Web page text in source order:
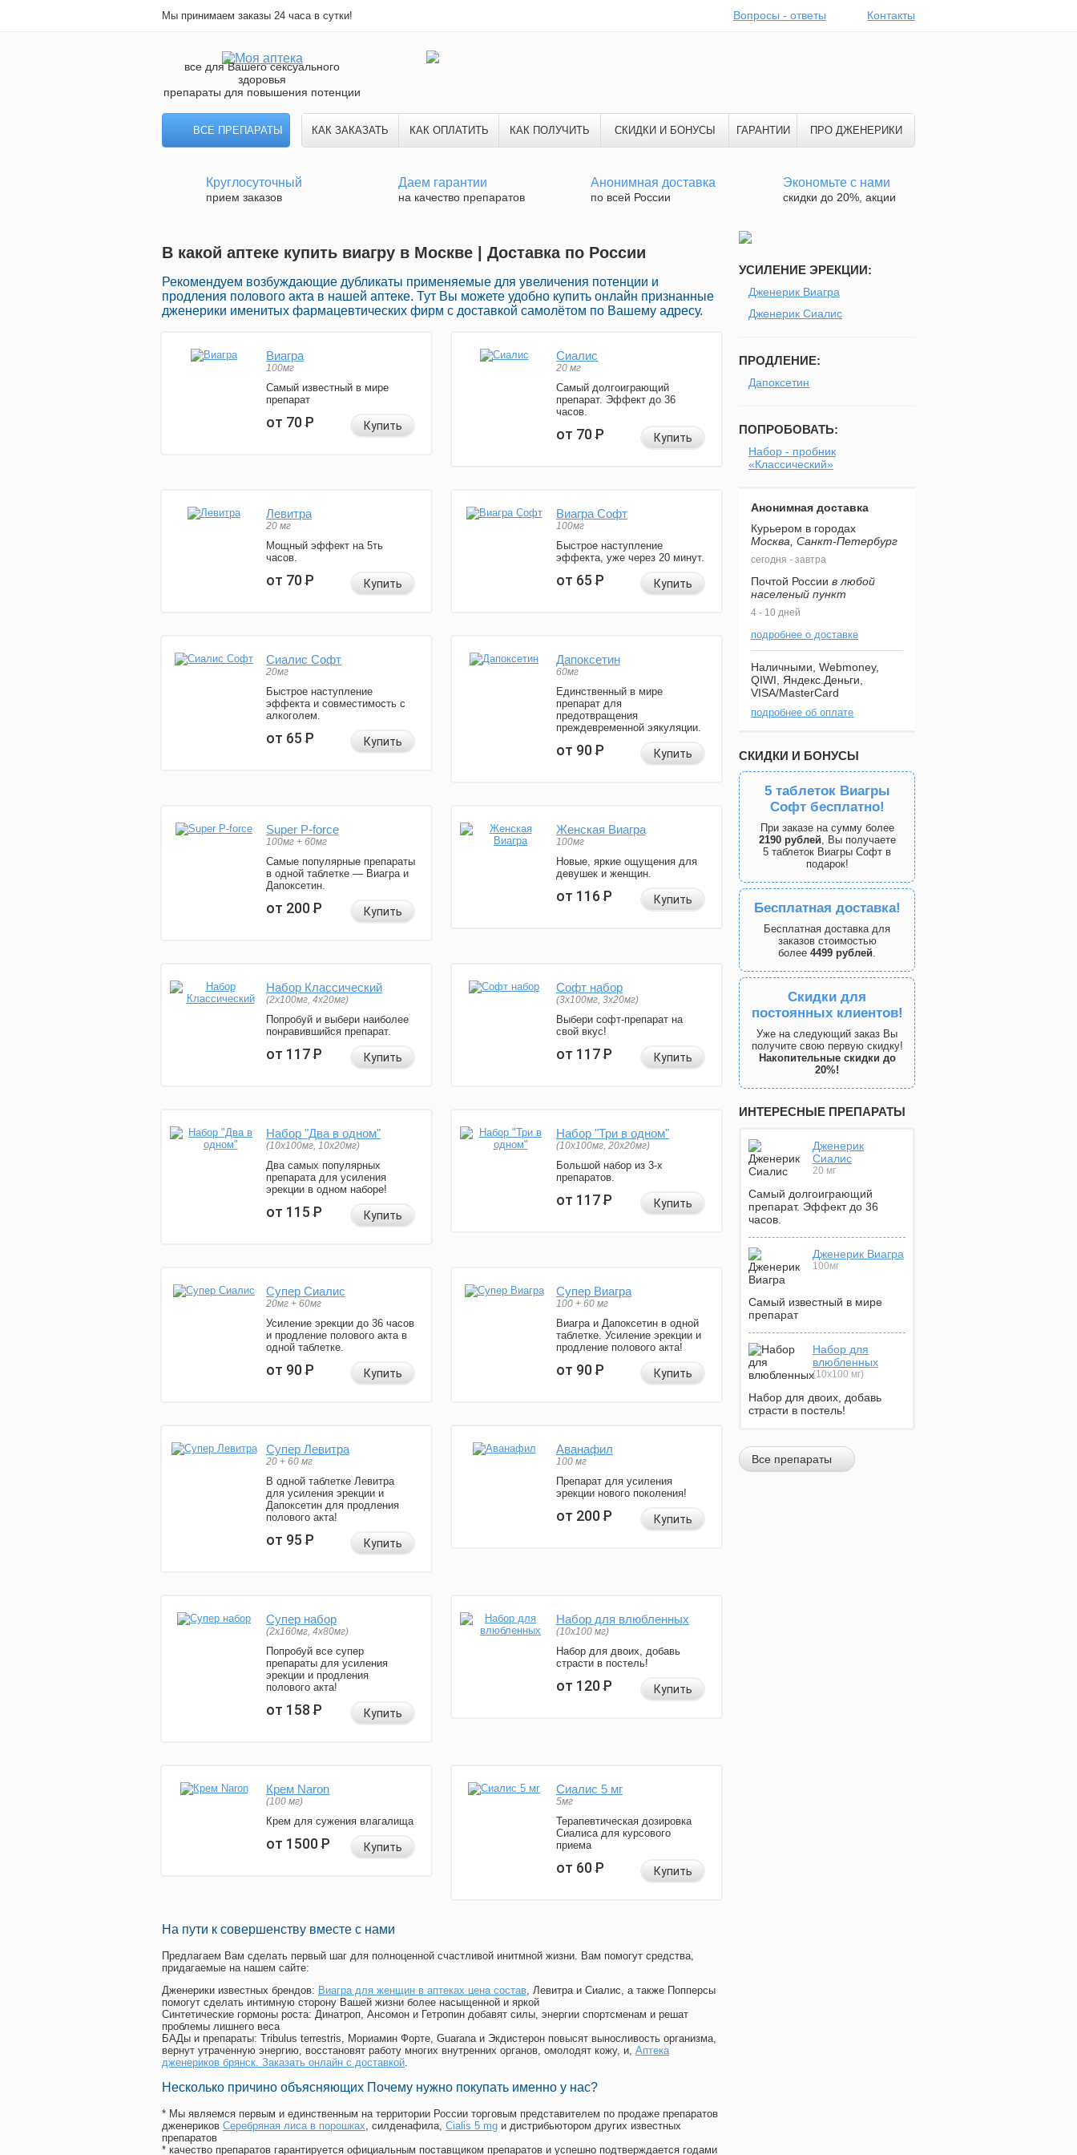
Мы принимаем заказы 24 часа в сутки! Вопросы - ответы Контакты
все для Вашего сексуального
здоровья
препараты для повышения потенции
ВСЕ ПРЕПАРАТЫ КАК ЗАКАЗАТЬ КАК ОПЛАТИТЬ КАК ПОЛУЧИТЬ СКИДКИ И БОНУСЫ ГАРАНТИИ ПРО ДЖЕНЕРИКИ
Круглосуточный
прием заказов
Даем гарантии
на качество препаратов
Анонимная доставка
по всей России
Экономьте с нами
скидки до 20%, акции
В какой аптеке купить виагру в Москве | Доставка по России
Рекомендуем возбуждающие дубликаты применяемые для увеличения потенции и
продления полового акта в нашей аптеке. Тут Вы можете удобно купить онлайн признанные
дженерики именитых фармацевтических фирм с доставкой самолётом по Вашему адресу.
Виагра
100мг
Самый известный в мире
препарат
от 70Р Купить
Сиалис
20 мг
Самый долгоиграющий
препарат. Эффект до 36
часов.
от 70Р Купить
Левитра
20 мг
Мощный эффект на 5ть
часов.
от 70Р Купить
Виагра Софт
100мг
Быстрое наступление
эффекта, уже через 20 минут.
от 65Р Купить
Сиалис Софт
20мг
Быстрое наступление
эффекта и совместимость с
алкоголем.
от 65Р Купить
Дапоксетин
60мг
Единственный в мире
препарат для
предотвращения
преждевременной эякуляции.
от 90Р Купить
Super P-force
100мг + 60мг
Самые популярные препараты
в одной таблетке — Виагра и
Дапоксетин.
от 200Р Купить
Женская Виагра
100мг
Новые, яркие ощущения для
девушек и женщин.
от 116Р Купить
Набор Классический
(2x100мг, 4x20мг)
Попробуй и выбери наиболее
понравившийся препарат.
от 117Р Купить
Софт набор
(3x100мг, 3x20мг)
Выбери софт-препарат на
свой вкус!
от 117Р Купить
Набор "Два в одном"
(10x100мг, 10x20мг)
Два самых популярных
препарата для усиления
эрекции в одном наборе!
от 115Р Купить
Набор "Три в одном"
(10x100мг, 20x20мг)
Большой набор из 3-х
препаратов.
от 117Р Купить
Супер Сиалис
20мг + 60мг
Усиление эрекции до 36 часов
и продление полового акта в
одной таблетке.
от 90Р Купить
Супер Виагра
100 + 60 мг
Виагра и Дапоксетин в одной
таблетке. Усиление эрекции и
продление полового акта!
от 90Р Купить
Супер Левитра
20 + 60 мг
В одной таблетке Левитра
для усиления эрекции и
Дапоксетин для продления
полового акта!
от 95Р Купить
Аванафил
100 мг
Препарат для усиления
эрекции нового поколения!
от 200Р Купить
Супер набор
(2х160мг, 4х80мг)
Попробуй все супер
препараты для усиления
эрекции и продления
полового акта!
от 158Р Купить
Набор для влюбленных
(10х100 мг)
Набор для двоих, добавь
страсти в постель!
от 120Р Купить
Крем Naron
(100 мг)
Крем для сужения влагалища
от 1500Р Купить
Сиалис 5 мг
5мг
Терапевтическая дозировка
Сиалиса для курсового
приема
от 60Р Купить
На пути к совершенству вместе с нами
Предлагаем Вам сделать первый шаг для полноценной счастливой инитмной жизни. Вам помогут средства,
придагаемые на нашем сайте:
Дженерики известных брендов: Виагра для женщин в аптеках цена состав, Левитра и Сиалис, а также Попперсы
помогут сделать интимную сторону Вашей жизни более насыщенной и яркой
Синтетические гормоны роста: Динатроп, Ансомон и Гетропин добавят силы, энергии спортсменам и решат
проблемы лишнего веса
БАДы и препараты: Tribulus terrestris, Мориамин Форте, Guarana и Экдистерон повысят выносливость организма,
вернут утраченную энергию, восстановят работу многих внутренних органов, омолодят кожу, и, Аптека
дженериков брянск. Заказать онлайн с доставкой.
Несколько причино объясняющих Почему нужно покупать именно у нас?
* Мы являемся первым и единственным на территории России торговым представителем по продаже препаратов
дженериков Серебряная лиса в порошках, силденафила, Cialis 5 mg и дистрибьютором других известных
препаратов
* качество препаратов гарантируется официальным поставщиком препаратов и успешно подтверждается годами
УСИЛЕНИЕ ЭРЕКЦИИ:
Дженерик Виагра
Дженерик Сиалис
ПРОДЛЕНИЕ:
Дапоксетин
ПОПРОБОВАТЬ:
Набор - пробник
«Классический»
Анонимная доставка
Курьером в городах
Москва, Санкт-Петербург
сегодня - завтра
Почтой России в любой
населеный пункт
4 - 10 дней
подробнее о доставке
Наличными, Webmoney,
QIWI, Яндекс.Деньги,
VISA/MasterCard
подробнее об оплате
СКИДКИ И БОНУСЫ
5 таблеток Виагры
Софт бесплатно!
При заказе на сумму более
2190 рублей, Вы получаете
5 таблеток Виагры Софт в
подарок!
Бесплатная доставка!
Бесплатная доставка для
заказов стоимостью
более 4499 рублей.
Скидки для
постоянных клиентов!
Уже на следующий заказ Вы
получите свою первую скидку!
Накопительные скидки до
20%!
ИНТЕРЕСНЫЕ ПРЕПАРАТЫ
Дженерик
Сиалис
20 мг
Самый долгоиграющий
препарат. Эффект до 36
часов.
Дженерик Виагра
100мг
Самый известный в мире
препарат
Набор для
влюбленных
(10х100 мг)
Набор для двоих, добавь
страсти в постель!
Все препараты